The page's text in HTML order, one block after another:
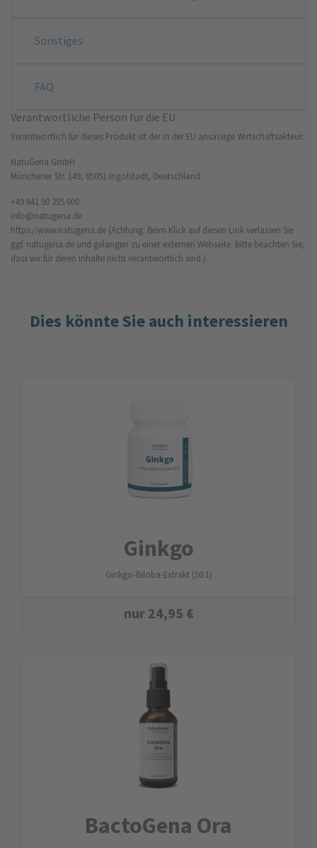
Sonstiges
FAQ
Verantwortliche Person für die EU
Verantwortlich für dieses Produkt ist der in der EU ansässige Wirtschaftsakteur:
NatuGena GmbH
Münchener Str. 149, 85051 Ingolstadt, Deutschland
+49 841 90 255 000
info@natugena.de
https://www.natugena.de (Achtung: Beim Klick auf diesen Link verlassen Sie
ggf. natugena.de und gelangen zu einer externen Webseite. Bitte beachten Sie,
dass wir für deren Inhalte nicht verantwortlich sind.)
Dies könnte Sie auch interessieren
Ginkgo
Ginkgo-Biloba-Extrakt (50:1)
nur24,95 €
BactoGena Ora